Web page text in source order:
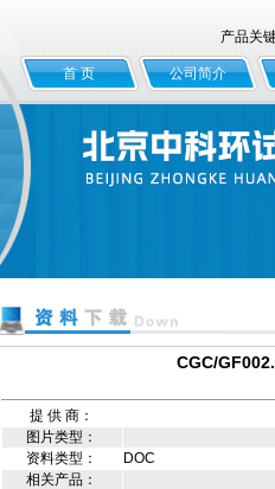
产品关
首 页 公司简介
CGC/
提 供 商：
图片类型：
资料类型：
DOC
相关产品：